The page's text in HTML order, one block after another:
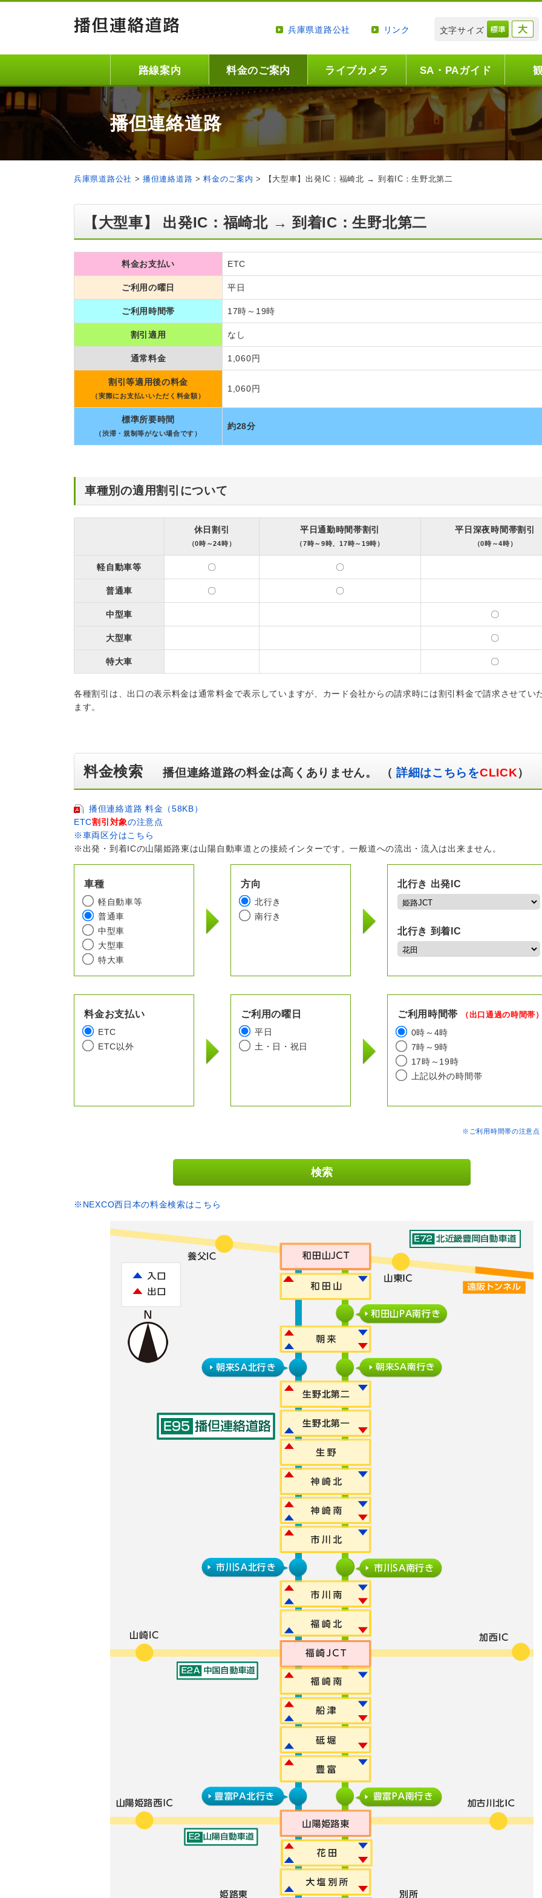
兵庫県道路公社 リンク 文字サイズ
路線案内 料金のご案内 ライブカメラ SA・PAガイド
播但連絡道路
兵庫県道路公社 >播但連絡道路 >料金のご案内 > 【大型車】出発IC：福崎北 → 到着IC：生野北第二
【大型車】 出発IC：福崎北 → 到着IC：生野北第二
料金お支払い ETC
ご利用の曜日 平日
ご利用時間帯 17時～19時
割引適用 なし
通常料金 1,060円
割引等適用後の料金
（実際にお支払いいただく料金額）
1,060円
標準所要時間
（渋滞・規制等がない場合です）
約28分
車種別の適用割引について
休日割引
（0時～24時）
平日通勤時間帯割引
（7時～9時、17時～19時）
平日深夜時間帯割引
（0時～4時）
軽自動車等 〇 〇
普通車 〇 〇
中型車 〇
大型車 〇
特大車 〇
各種割引は、出口の表示料金は通常料金で表示していますが、カード会社からの請求時には割引料金で請求させてい
ます。
料金検索播但連絡道路の料金は高くありません。 （ 詳細はこちらをCLICK）
播但連絡道路 料金（58KB）
ETC割引対象の注意点
※車両区分はこちら
※出発・到着ICの山陽姫路東は山陽自動車道との接続インターです。一般道への流出・流入は出来ません。
車種
軽自動車等
普通車
中型車
大型車
特大車
方向
北行き
南行き
北行き 出発IC
北行き 到着IC
料金お支払い
ETC
ETC以外
ご利用の曜日
平日
土・日・祝日
ご利用時間帯 （出口通過の時間帯
0時～4時
7時～9時
17時～19時
上記以外の時間帯
※ご利用時間帯の注意
※NEXCO西日本の料金検索はこちら